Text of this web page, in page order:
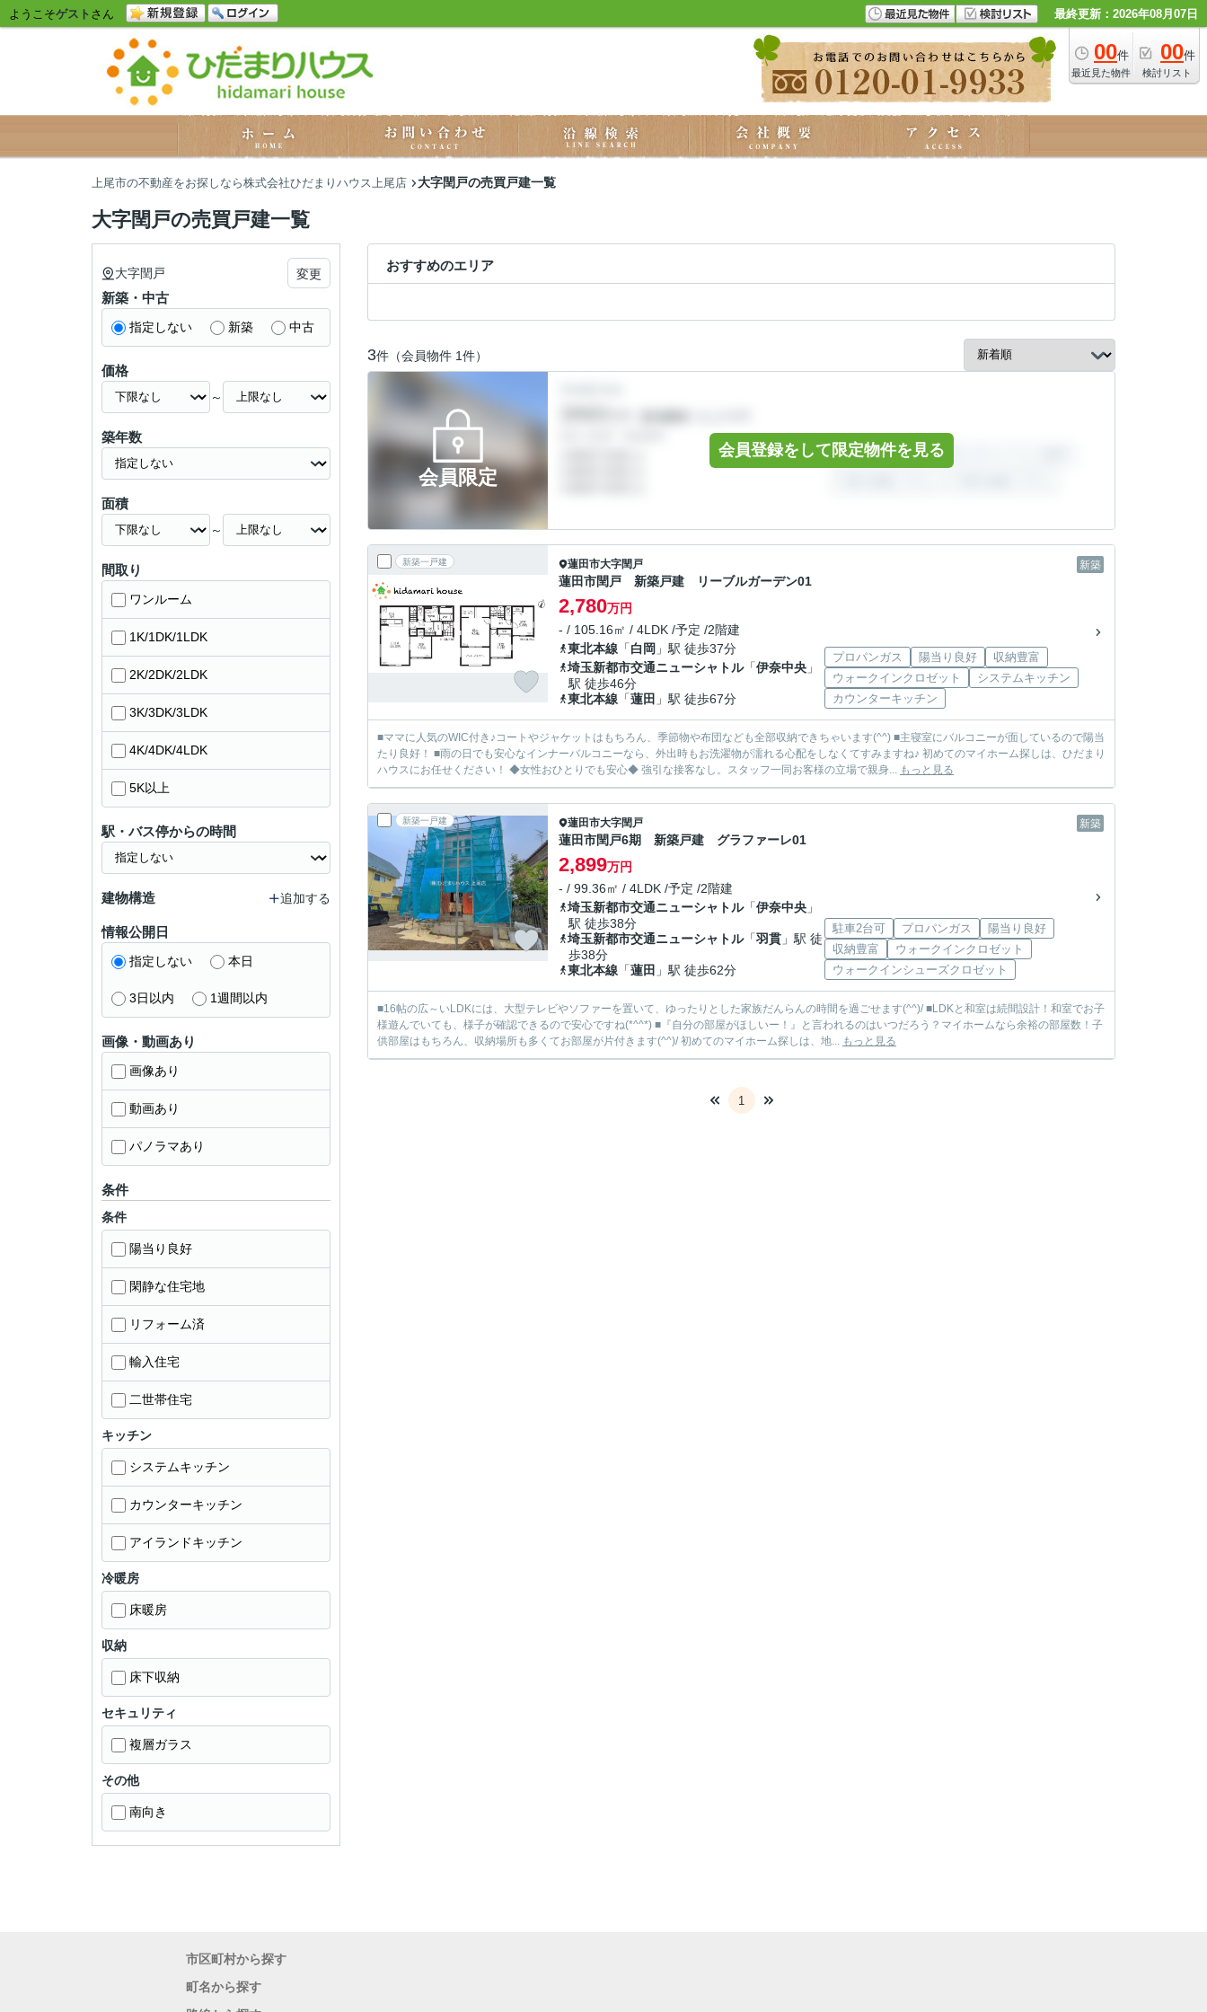
ようこそゲスト さん 最終更新：2026年08月07日
00件
最近見た物件
00件
検討リスト
上尾市の不動産をお探しなら株式会社ひだまりハウス上尾店 大字閏戸の売買戸建一覧
大字閏戸の売買戸建一覧
おすすめのエリア
3件（会員物件 1件）
会員限定
会員登録をして限定物件を見る
新築一戸建 新築
蓮田市大字閏戸
蓮田市閏戸 新築戸建 リーブルガーデン01
2,780万円
- / 105.16㎡ / 4LDK /予定 /2階建
東北本線 「白岡 」駅 徒歩37分
埼玉新都市交通ニューシャトル「伊奈中央 」
駅 徒歩46分
東北本線 「蓮田 」駅 徒歩67分
プロパンガス 陽当り良好
収納豊富
ウォークインクロゼット
システムキッチン
カウンターキッチン
■ママに人気のWIC付き♪コートやジャケットはもちろん、季節物や布団なども全部収納できちゃいます(^^) ■主寝室にバルコニーが面しているので陽当
たり良好！ ■雨の日でも安心なインナーバルコニーなら、外出時もお洗濯物が濡れる心配をしなくてすみますね♪ 初めてのマイホーム探しは、ひだまり
ハウスにお任せください！ ◆女性おひとりでも安心◆ 強引な接客なし。スタッフ一同お客様の立場で親身... もっと見る
新築一戸建 新築
蓮田市大字閏戸
蓮田市閏戸6期 新築戸建 グラファーレ01
2,899万円
- / 99.36㎡ / 4LDK /予定 /2階建
埼玉新都市交通ニューシャトル「伊奈中央 」
駅 徒歩38分
埼玉新都市交通ニューシャトル「羽貫 」駅 徒
歩38分
東北本線 「蓮田 」駅 徒歩62分
駐車2台可 プロパンガス
陽当り良好
収納豊富
ウォークインクロゼット
ウォークインシューズクロゼット
■16帖の広～いLDKには、大型テレビやソファーを置いて、ゆったりとした家族だんらんの時間を過ごせます(^^)/ ■LDKと和室は続間設計！和室でお子
様遊んでいても、様子が確認できるので安心ですね(*^^*) ■『自分の部屋がほしいー！』と言われるのはいつだろう？マイホームなら余裕の部屋数！子
供部屋はもちろん、収納場所も多くてお部屋が片付きます(^^)/ 初めてのマイホーム探しは、地... もっと見る
1
大字閏戸 変更
新築・中古
指定しない 新築 中古
価格
～
築年数
面積
～
間取り
ワンルーム
1K/1DK/1LDK
2K/2DK/2LDK
3K/3DK/3LDK
4K/4DK/4LDK
5K以上
駅・バス停からの時間
建物構造 追加する
情報公開日
指定しない 本日
3日以内 1週間以内
画像・動画あり
画像あり
動画あり
パノラマあり
条件
条件
陽当り良好
閑静な住宅地
リフォーム済
輸入住宅
二世帯住宅
キッチン
システムキッチン
カウンターキッチン
アイランドキッチン
冷暖房
床暖房
収納
床下収納
セキュリティ
複層ガラス
その他
南向き
市区町村から探す
町名から探す